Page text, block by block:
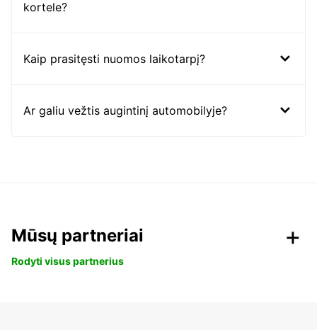
kortele?
Kaip prasitęsti nuomos laikotarpį?
Ar galiu vežtis augintinį automobilyje?
Mūsų partneriai
Rodyti visus partnerius